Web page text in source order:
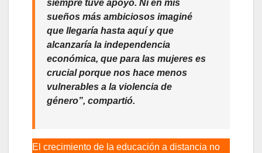
siempre tuve apoyo. Ni en mis
sueños más ambiciosos imaginé
que llegaría hasta aquí y que
alcanzaría la independencia
económica, que para las mujeres es
crucial porque nos hace menos
vulnerables a la violencia de
género”, compartió.
El crecimiento de la educación a distancia no